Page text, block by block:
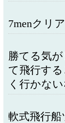
7menクリ
勝てる気
て飛行す
く行かない
軟式飛行